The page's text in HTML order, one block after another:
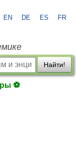
EN DE ES FR
Найти!
⚽